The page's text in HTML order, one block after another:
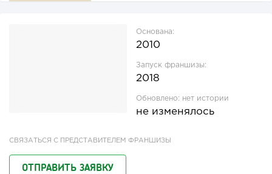
Основана:
2010
Запуск франшизы:
2018
Обновлено: нет истории
не изменялось
СВЯЗАТЬСЯ С ПРЕДСТАВИТЕЛЕМ ФРАНШИЗЫ
ОТПРАВИТЬ ЗАЯВКУ